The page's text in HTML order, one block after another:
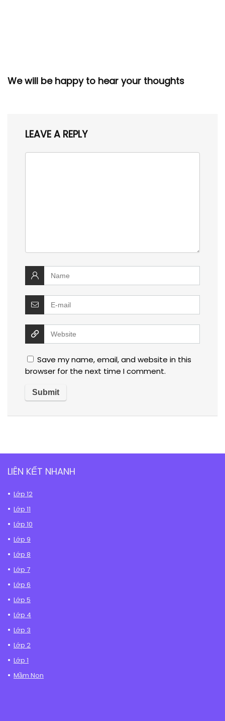
We will be happy to hear your thoughts
LEAVE A REPLY
Save my name, email, and website in this
browser for the next time I comment.
LIÊN KẾT NHANH
Lớp 12
Lớp 11
Lớp 10
Lớp 9
Lớp 8
Lớp 7
Lớp 6
Lớp 5
Lớp 4
Lớp 3
Lớp 2
Lớp 1
Mầm Non